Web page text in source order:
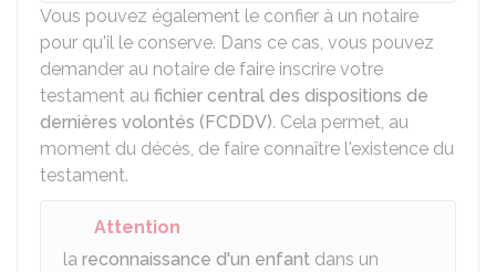
Vous pouvez également le confier à un notaire
pour qu'il le conserve. Dans ce cas, vous pouvez
demander au notaire de faire inscrire votre
testament au fichier central des dispositions de
dernières volontés (FCDDV). Cela permet, au
moment du décès, de faire connaître l'existence du
testament.
Attention
la reconnaissance d'un enfant dans un